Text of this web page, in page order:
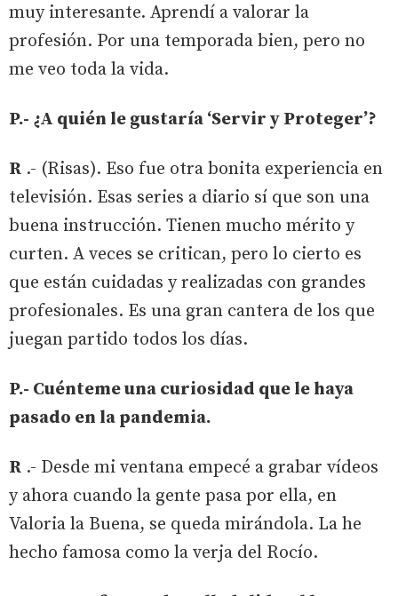
muy interesante. Aprendí a valorar la
profesión. Por una temporada bien, pero no
me veo toda la vida.
P.- ¿A quién le gustaría ‘Servir y Proteger’?
R .- (Risas). Eso fue otra bonita experiencia en
televisión. Esas series a diario sí que son una
buena instrucción. Tienen mucho mérito y
curten. A veces se critican, pero lo cierto es
que están cuidadas y realizadas con grandes
profesionales. Es una gran cantera de los que
juegan partido todos los días.
P.- Cuénteme una curiosidad que le haya
pasado en la pandemia.
R .- Desde mi ventana empecé a grabar vídeos
y ahora cuando la gente pasa por ella, en
Valoria la Buena, se queda mirándola. La he
hecho famosa como la verja del Rocío.